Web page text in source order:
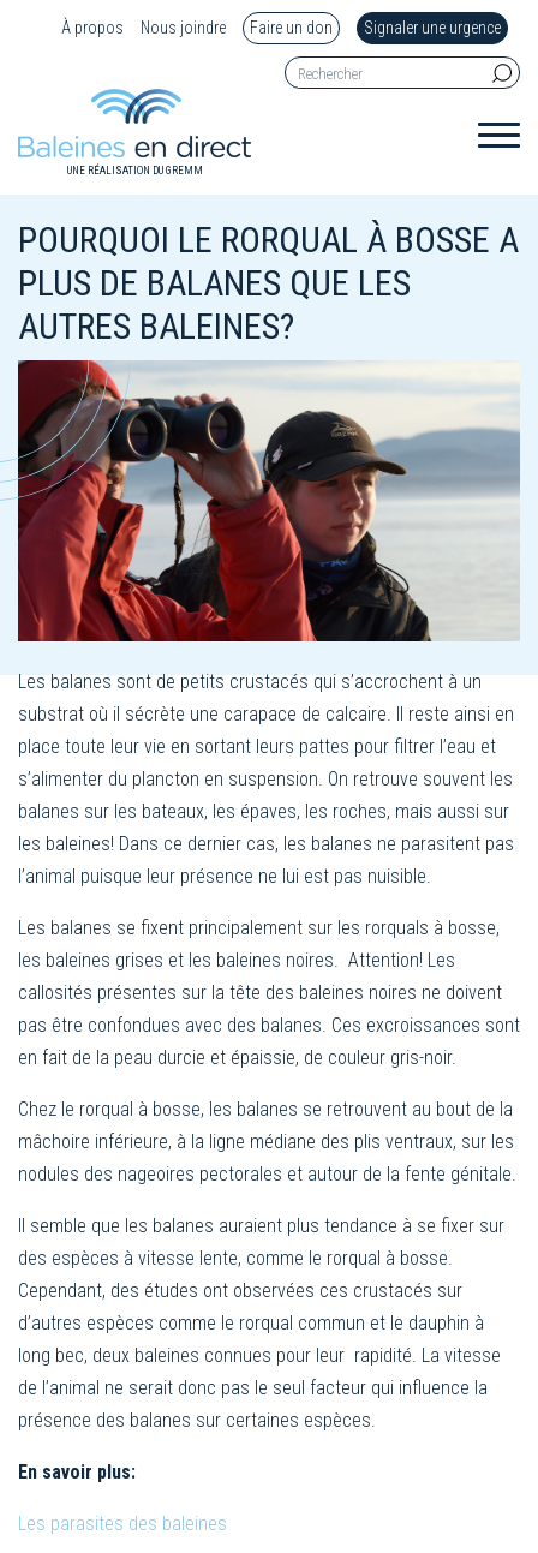
À propos Nous joindre Faire un don Signaler une urgence
UNE RÉALISATION DU GREMM
POURQUOI LE RORQUAL À BOSSE A
PLUS DE BALANES QUE LES
AUTRES BALEINES?
Les balanes sont de petits crustacés qui s’accrochent à un
substrat où il sécrète une carapace de calcaire. Il reste ainsi en
place toute leur vie en sortant leurs pattes pour filtrer l’eau et
s’alimenter du plancton en suspension. On retrouve souvent les
balanes sur les bateaux, les épaves, les roches, mais aussi sur
les baleines! Dans ce dernier cas, les balanes ne parasitent pas
l’animal puisque leur présence ne lui est pas nuisible.
Les balanes se fixent principalement sur les rorquals à bosse,
les baleines grises et les baleines noires. Attention! Les
callosités présentes sur la tête des baleines noires ne doivent
pas être confondues avec des balanes. Ces excroissances sont
en fait de la peau durcie et épaissie, de couleur gris-noir.
Chez le rorqual à bosse, les balanes se retrouvent au bout de la
mâchoire inférieure, à la ligne médiane des plis ventraux, sur les
nodules des nageoires pectorales et autour de la fente génitale.
Il semble que les balanes auraient plus tendance à se fixer sur
des espèces à vitesse lente, comme le rorqual à bosse.
Cependant, des études ont observées ces crustacés sur
d’autres espèces comme le rorqual commun et le dauphin à
long bec, deux baleines connues pour leur rapidité. La vitesse
de l’animal ne serait donc pas le seul facteur qui influence la
présence des balanes sur certaines espèces.
En savoir plus:
Les parasites des baleines